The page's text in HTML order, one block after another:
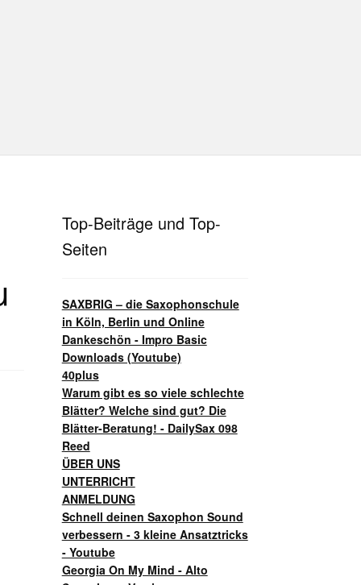
Unterrichtsbedingungen (AGBs)
Top-Beiträge und Top-
Seiten
SAXBRIG – die Saxophonschule
in Köln, Berlin und Online
Dankeschön - Impro Basic
Downloads (Youtube)
40plus
Warum gibt es so viele schlechte
Blätter? Welche sind gut? Die
Blätter-Beratung! - DailySax 098
Reed
ÜBER UNS
UNTERRICHT
ANMELDUNG
Schnell deinen Saxophon Sound
verbessern - 3 kleine Ansatztricks
- Youtube
Georgia On My Mind - Alto